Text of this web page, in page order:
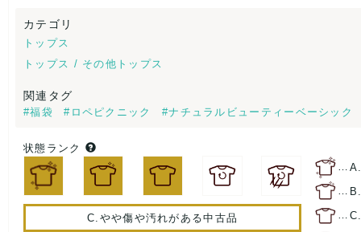
カテゴリ
トップス
トップス / その他トップス
関連タグ
#福袋 #ロペピクニック #ナチュラルビューティーベーシック
状態ランク
C.やや傷や汚れがある中古品
…
…
…